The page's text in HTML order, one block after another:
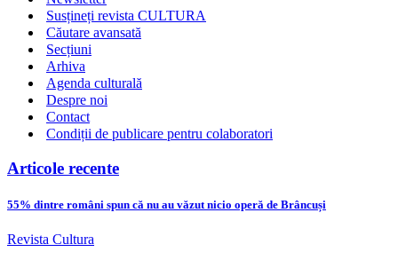
Susțineți revista CULTURA
Căutare avansată
Secțiuni
Arhiva
Agenda culturală
Despre noi
Contact
Condiții de publicare pentru colaboratori
Articole recente
55% dintre români spun că nu au văzut nicio operă de Brâncuși
Revista Cultura